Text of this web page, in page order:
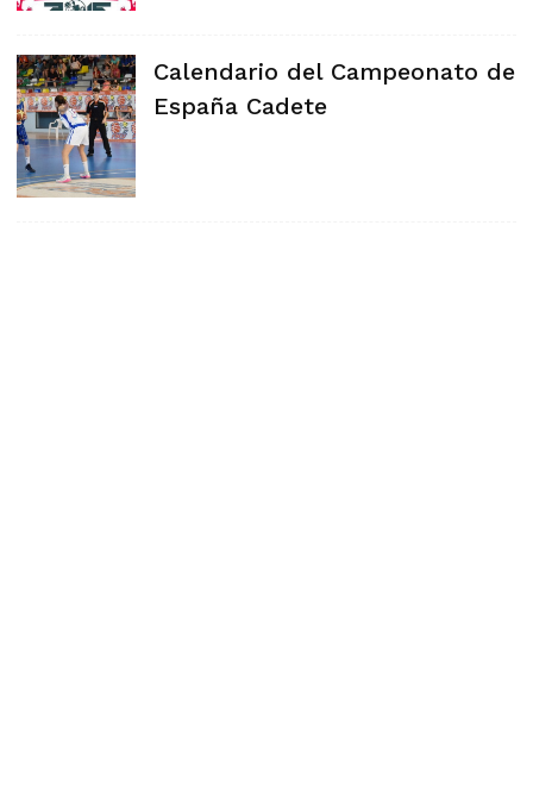
Calendario del Campeonato de
España Cadete